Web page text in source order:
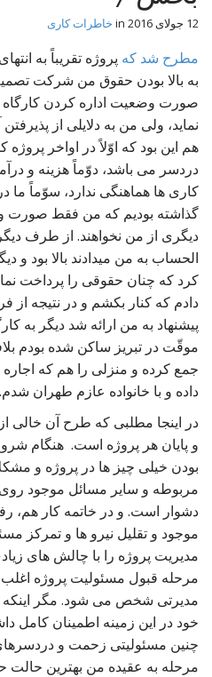
t
12 جولای 2016 خاطرات کاری
مطرح شد که پروژه تقریباً به
به بالا بودن حقوق من شرکت
صورت وضعیت اداره کردن کارگاه
نماید، ولی من به دلایلی از
هم این بود که اوّلاً در اواخر پروژه
دردسر می باشد، دوّماً هزینه و
کاری ها هماهنگی ندارد، سوّماً ما
گذاشته بودیم که من فقط صورت
دیگری از من نخواهند. از طرف
الحساب به من میدادند بالا بود
کرد که چنان حقوقی را پرداخت
دادم که کنار بکشم و در نتیجه از
پیشنهاد به من ارائه شد دیگر به
موقّت در تبریز ساکن شده بودم
جمع کرده و منزلی را هم که اجاره
داده و با خانواده عازم طهران شدم.
در اینجا مطلبی که طرح آن
و پایان هر پروژه است. هنگام
بودن خیلی چیز ها در پروژه و
مربوطه و سایر مسائل موجود روی
دشوار است. و در خاتمه کار هم،
موجود و تقلیل نیرو ها و تمرکز
مدیریت پروژه را با چالش های
مرحله قبول مسئولیت پروژه
مدیرتی شخص می شود. مگر اینکه
خود در این زمینه اطمینان کامل
چنین مسئولیتی زحمت و دردسرهای
مرحله به عقیده من بهترین حالت